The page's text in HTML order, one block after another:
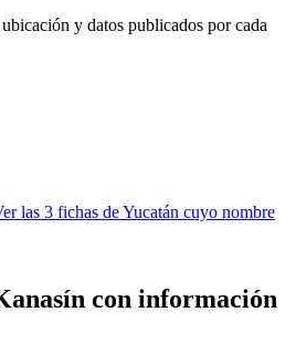
y datos publicados por cada
las 3 fichas de Yucatán cuyo nombre
con información